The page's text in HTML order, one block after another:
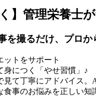
】管理栄養士
を撮るだけ、プロか
ットをサポート
身につく「やせ習慣」♪
て丁寧にアドバイス。
食事のお悩みを正しい知